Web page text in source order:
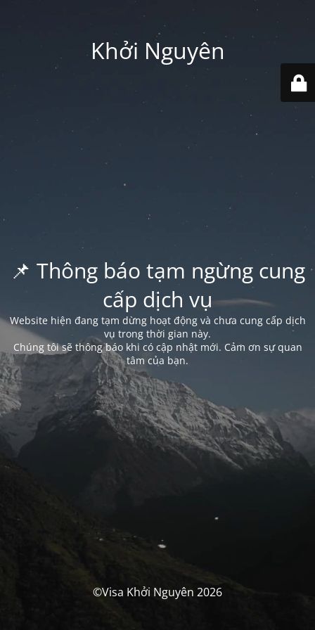
Khởi Nguyên
📌 Thông báo tạm ngừng cung
cấp dịch vụ
Website hiện đang tạm dừng hoạt động và chưa cung cấp dịch
vụ trong thời gian này.
Chúng tôi sẽ thông báo khi có cập nhật mới. Cảm ơn sự quan
tâm của bạn.
©Visa Khởi Nguyên 2026